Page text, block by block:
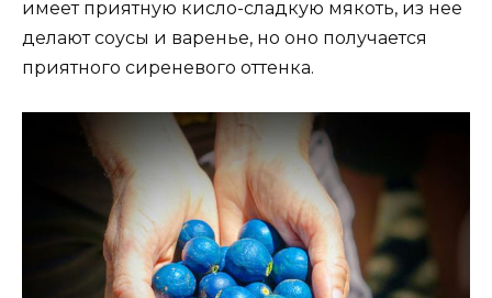
имеет приятную кисло-сладкую мякоть, из нее
делают соусы и варенье, но оно получается
приятного сиреневого оттенка.